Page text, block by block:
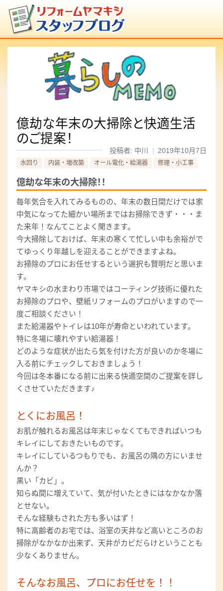
億劫な年末の大掃除と快適生活
のご提案！
投稿者: 中川 | 2019年10月7日
水回り 内装・増改築 オール電化・給湯器 修理・小工事
億劫な年末の大掃除！！
毎年気合を入れてみるものの、年末の数日間だけでは家
中気になってた細かい場所まではお掃除できず・・・ま
た来年！なんてことよく聞きます。
今大掃除しておけば、年末の寒くて忙しい中も余裕がで
てゆっくり年越しを迎えることができますよね。
お掃除のプロにお任せするという選択も賢明だと思いま
す。
ヤマキシの水まわり市場ではコーティング技術に優れた
お掃除のプロや、壁紙リフォームのプロがいますので一
度ご相談ください！
また給湯器やトイレは10年が寿命といわれています。
特に冬場に壊れやすい給湯器！
どのような症状が出たら気を付けた方が良いのか冬場に
入る前にチェックしておきましょう！
今回は冬本番になる前に出来る快適空間のご提案を詳し
くさせていただきます♪
とくにお風呂！
お肌が触れるお風呂は年末じゃなくてもできればいつも
キレイにしておきたいものです。
キレイにしているつもりでも、お風呂の隅の方にいませ
んか？
黒い「カビ」。
知らぬ間に増えていて、気が付いたときにはなかなか落
とせない。
そんな経験もされた方も多いはず！
特に高齢者のお宅では、浴室の天井など高いところのお
掃除がなかなか出来ず、天井がカビだらけということも
少なくありません。
そんなお風呂、プロにお任せを！！